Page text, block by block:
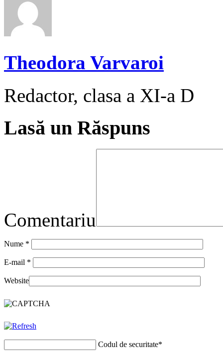
Theodora Varvaroi
Redactor, clasa a XI-a D
Lasă un Răspuns
Comentariu
Nume *
E-mail *
Website
Codul de securitate*